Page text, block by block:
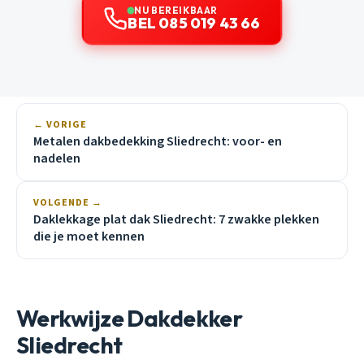
NU BEREIKBAAR
BEL 085 019 43 66
← VORIGE
Metalen dakbedekking Sliedrecht: voor- en
nadelen
VOLGENDE →
Daklekkage plat dak Sliedrecht: 7 zwakke plekken
die je moet kennen
Werkwijze Dakdekker
Sliedrecht